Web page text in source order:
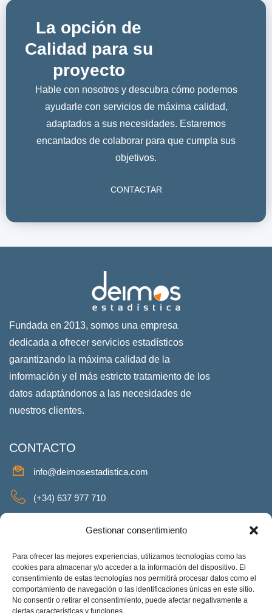
Gestionar consentimiento
Para ofrecer las mejores experiencias, utilizamos tecnologías como las
cookies para almacenar y/o acceder a la información del dispositivo. El
consentimiento de estas tecnologías nos permitirá procesar datos como el
comportamiento de navegación o las identificaciones únicas en este sitio.
No consentir o retirar el consentimiento, puede afectar negativamente a
ciertas características y funciones.
La opción de
Calidad para su
proyecto
Hable con nosotros y descubra cómo podemos
ayudarle con servicios de máxima calidad,
adaptados a sus necesidades. Estaremos
encantados de colaborar para que cumpla sus
objetivos.
CONTACTAR
Fundada en 2013, somos una empresa
dedicada a ofrecer servicios estadísticos
garantizando la máxima calidad de la
información y el más estricto tratamiento de los
datos adaptándonos a las necesidades de
nuestros clientes.
CONTACTO
info@deimosestadistica.com
(+34) 637 977 710
REDES SOCIALES
Facebook Twitter